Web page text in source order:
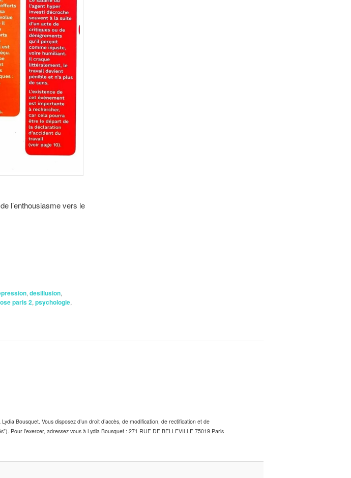
l’enthousiasme vers le
, desillusion,
paris 2, psychologie,
Bousquet. Vous disposez d’un droit d’accès, de modification, de rectification et de
Pour l’exercer, adressez vous à Lydia Bousquet : 271 RUE DE BELLEVILLE 75019 Paris